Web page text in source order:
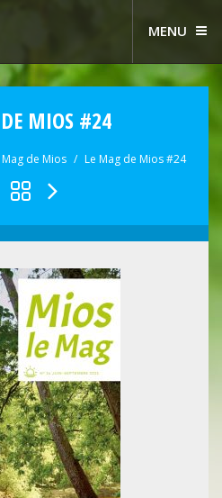
MENU
MIOS #24
Mag de Mios Le Mag de Mios #24